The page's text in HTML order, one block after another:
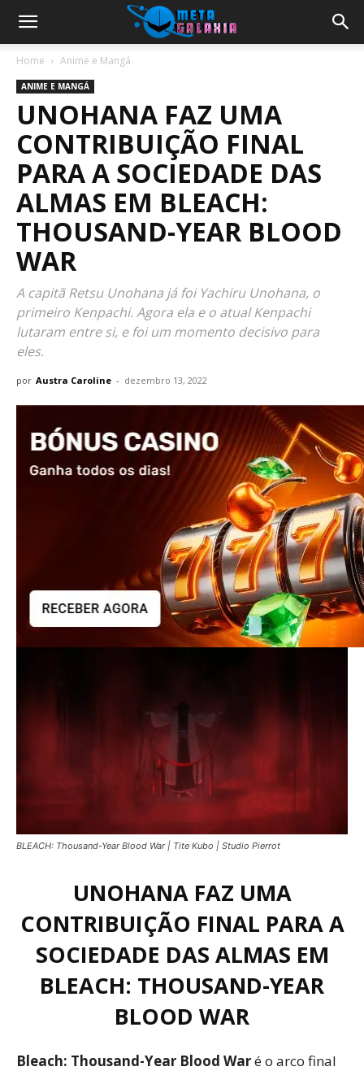
Home Anime e Mangá
ANIME E MANGÁ
UNOHANA FAZ UMA
CONTRIBUIÇÃO FINAL
PARA A SOCIEDADE DAS
ALMAS EM BLEACH:
THOUSAND-YEAR BLOOD
WAR
A capitã Retsu Unohana já foi Yachiru Unohana, o
primeiro Kenpachi. Agora ela e o atual Kenpachi
lutaram entre si, e foi um momento decisivo para
eles.
por Austra Caroline - dezembro 13, 2022
BLEACH: Thousand-Year Blood War | Tite Kubo | Studio Pierrot
UNOHANA FAZ UMA
CONTRIBUIÇÃO FINAL PARA A
SOCIEDADE DAS ALMAS EM
BLEACH: THOUSAND-YEAR
BLOOD WAR
Bleach: Thousand-Year Blood Waré o arco final